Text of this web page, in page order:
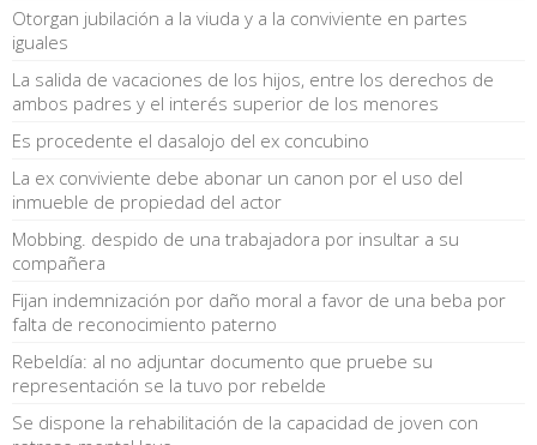
Otorgan jubilación a la viuda y a la conviviente en partes
iguales
La salida de vacaciones de los hijos, entre los derechos de
ambos padres y el interés superior de los menores
Es procedente el dasalojo del ex concubino
La ex conviviente debe abonar un canon por el uso del
inmueble de propiedad del actor
Mobbing. despido de una trabajadora por insultar a su
compañera
Fijan indemnización por daño moral a favor de una beba por
falta de reconocimiento paterno
Rebeldía: al no adjuntar documento que pruebe su
representación se la tuvo por rebelde
Se dispone la rehabilitación de la capacidad de joven con